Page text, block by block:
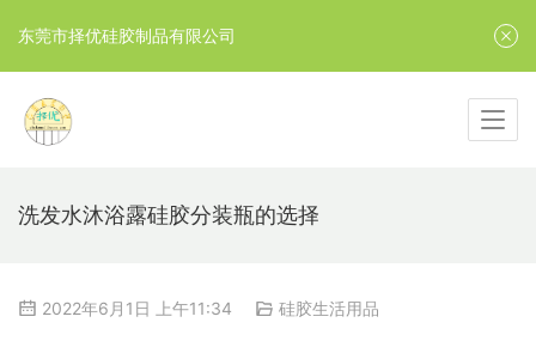
洗发水沐浴露硅胶分装瓶的选择
2022年6月1日 上午11:34 硅胶生活用品
东莞市择优硅胶制品有限公司